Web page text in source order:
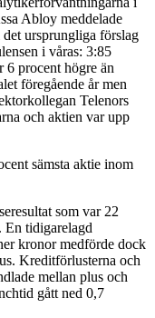
Abloy meddelade
ursprungliga förslag
i våras: 3:85
6 procent högre än
föregående år men
Telenors
och aktien var upp
sämsta aktie inom
som var 22
En tidigarelagd
kronor medförde dock
Kreditförlusterna och
mellan plus och
gått ned 0,7